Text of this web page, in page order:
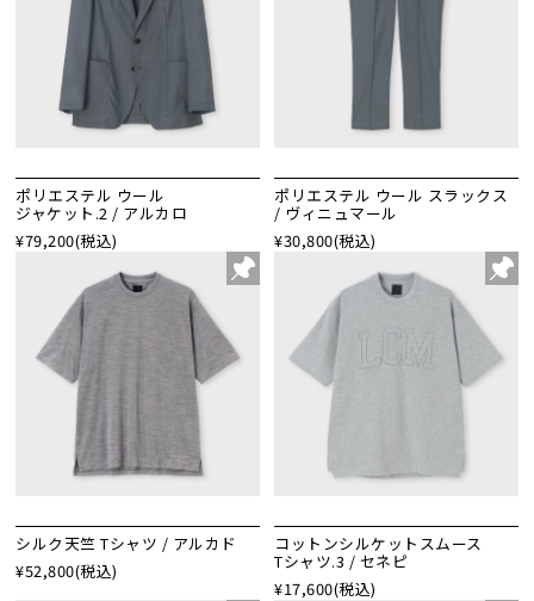
ポリエステル ウール
ジャケット.2 / アルカロ
¥79,200(税込)
ポリエステル ウール スラックス
/ ヴィニュマール
¥30,800(税込)
シルク天竺 Tシャツ / アルカド
¥52,800(税込)
コットンシルケットスムース
Tシャツ.3 / セネピ
¥17,600(税込)